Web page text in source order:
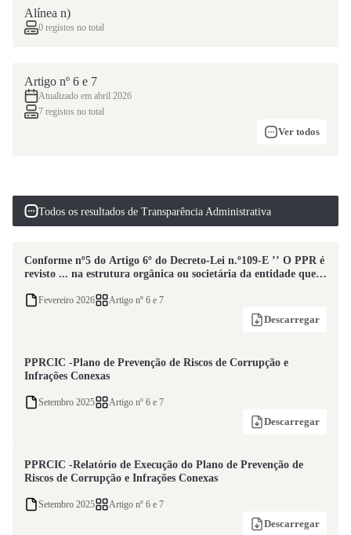
Alínea n)
0 registos no total
Artigo nº 6 e 7
Atualizado em abril 2026
7 registos no total
Ver todos
Todos os resultados de Transparência Administrativa
Conforme nº5 do Artigo 6º do Decreto-Lei n.º109-E ’’ O PPR é
revisto ... na estrutura orgânica ou societária da entidade que
encontra-se em fase de revisão.
Fevereiro 2026 Artigo nº 6 e 7
Descarregar
PPRCIC -Plano de Prevenção de Riscos de Corrupção e
Infrações Conexas
Setembro 2025 Artigo nº 6 e 7
Descarregar
PPRCIC -Relatório de Execução do Plano de Prevenção de
Riscos de Corrupção e Infrações Conexas
Setembro 2025 Artigo nº 6 e 7
Descarregar